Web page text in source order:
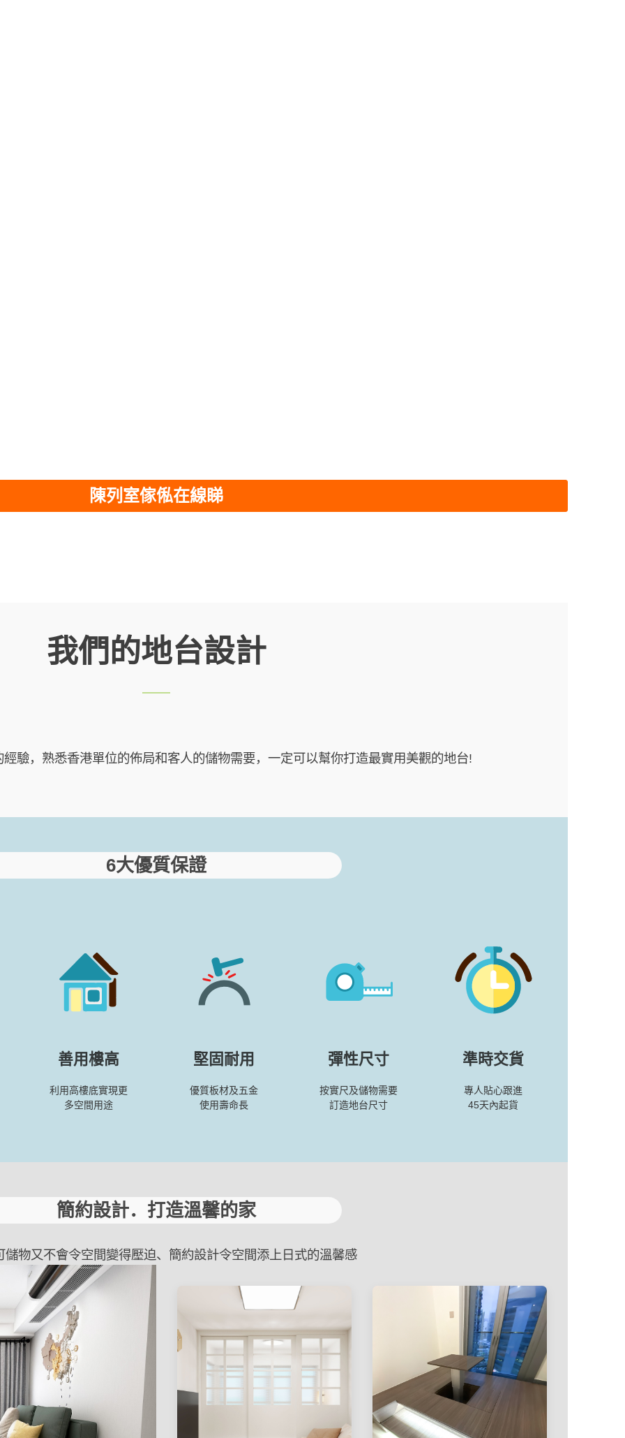
陳列室傢俬在線睇
我們的地台設計
驗，熟悉香港單位的佈局和客人的儲物需要，一定可以幫你打造最實用美觀的地台!
6大優質保證
善用樓高
利用高樓底實現更
多空間用途
堅固耐用
優質板材及五金
使用壽命長
彈性尺寸
按實尺及儲物需要
訂造地台尺寸
準時交貨
專人貼心跟進
45天內起貨
簡約設計．打造溫馨的家
儲物又不會令空間變得壓迫、簡約設計令空間添上日式的溫馨感